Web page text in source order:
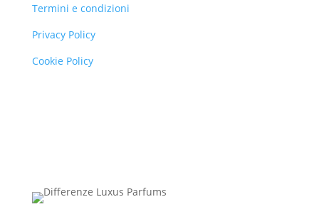
Termini e condizioni
Privacy Policy
Cookie Policy